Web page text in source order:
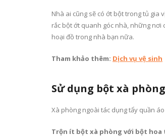
Nhà ai cũng sẽ có ớt bột trong tủ gia
rắc bột ớt quanh góc nhà, những nơi
hoại đồ trong nhà bạn nữa.
Tham khảo thêm: Dịch vụ vệ sinh
Sử dụng bột xà
Xà phòng ngoài tác dụng tẩy quần
Trộn ít bột xà phòng với bột hoa